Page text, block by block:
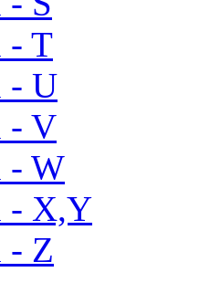
- T
- U
- V
- W
- X,Y
- Z